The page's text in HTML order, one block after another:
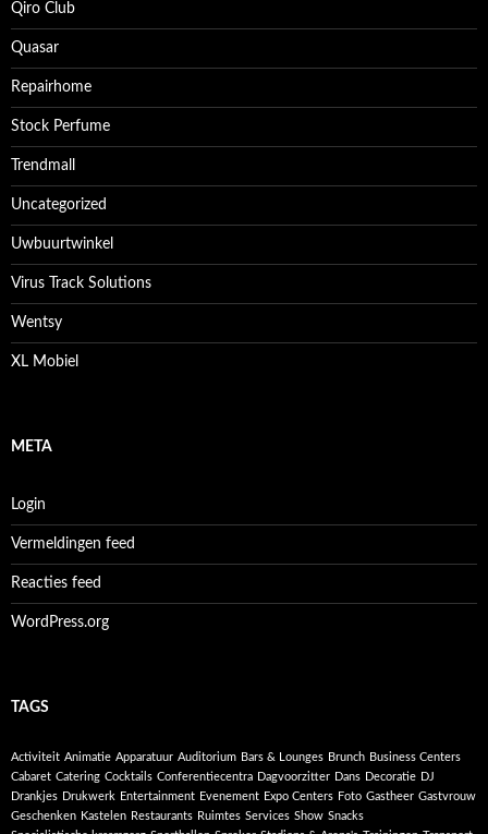
Qiro Club
Quasar
Repairhome
Stock Perfume
Trendmall
Uncategorized
Uwbuurtwinkel
Virus Track Solutions
Wentsy
XL Mobiel
META
Login
Vermeldingen feed
Reacties feed
WordPress.org
TAGS
Activiteit Animatie Apparatuur Auditorium Bars & Lounges Brunch Business Centers
Cabaret Catering Cocktails Conferentiecentra Dagvoorzitter Dans Decoratie DJ
Drankjes Drukwerk Entertainment Evenement Expo Centers Foto Gastheer Gastvrouw
Geschenken Kastelen Restaurants Ruimtes Services Show Snacks